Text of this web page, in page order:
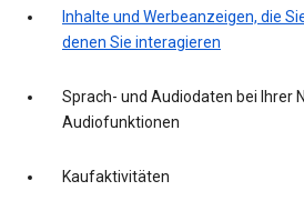
Inhalte und Werbeanzeigen, die
denen Sie interagieren
Sprach- und Audiodaten bei Ihrer
Audiofunktionen
Kaufaktivitäten